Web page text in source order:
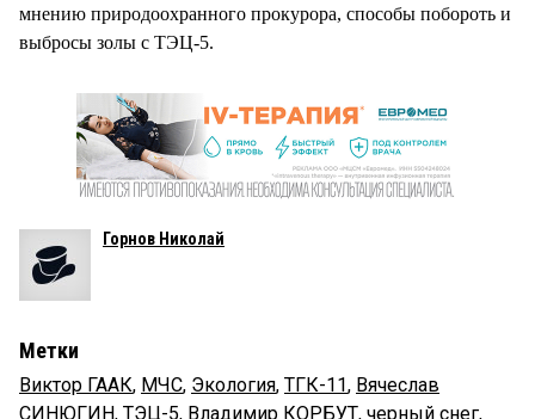
мнению природоохранного прокурора, способы побороть и
выбросы золы с ТЭЦ-5.
Горнов Николай
Метки
Виктор ГААК, МЧС, Экология, ТГК-11, Вячеслав
СИНЮГИН, ТЭЦ-5, Владимир КОРБУТ, черный снег,